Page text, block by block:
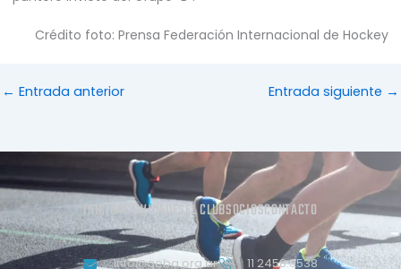
Crédito foto: Prensa Federación Internacional de Hockey
← Entrada anterior Entrada siguiente →
INICIOACTIVIDADES EL CLUBSOCIOSCONTACTO
info@geba.org.ar 11 2458.3538